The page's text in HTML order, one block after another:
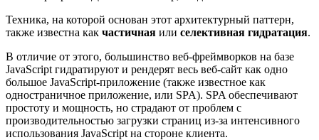
Техника, на которой основан этот архитектурный паттерн,
также известна как частичная или селективная гидратация.
В отличие от этого, большинство веб-фреймворков на базе
JavaScript гидратируют и рендерят весь веб-сайт как одно
большое JavaScript-приложение (также известное как
одностраничное приложение, или SPA). SPA обеспечивают
простоту и мощность, но страдают от проблем с
производительностью загрузки страниц из-за интенсивного
использования JavaScript на стороне клиента.